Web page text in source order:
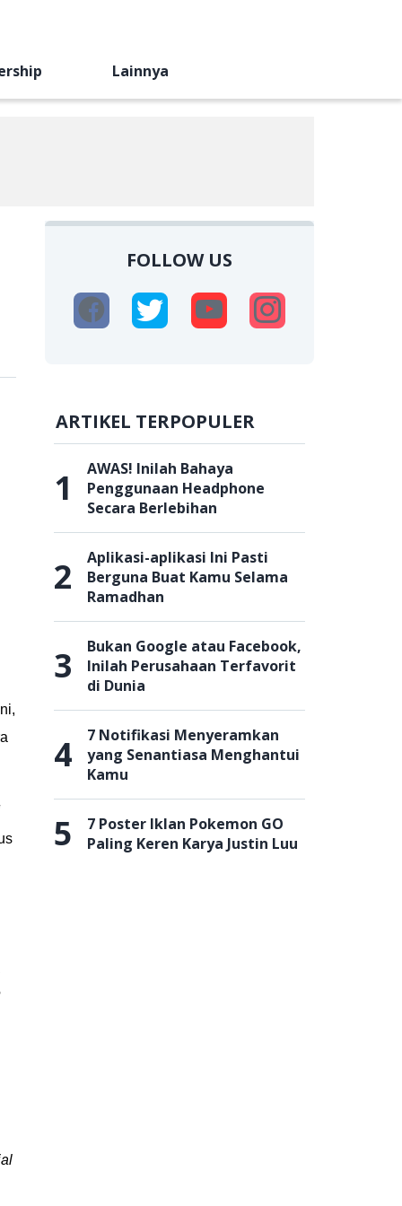
Lainnya
FOLLOW US
ARTIKEL TERPOPULER
1
AWAS! Inilah Bahaya
Penggunaan Headphone
Secara Berlebihan
2
Aplikasi-aplikasi Ini Pasti
Berguna Buat Kamu Selama
Ramadhan
3
Bukan Google atau Facebook,
Inilah Perusahaan Terfavorit
di Dunia
4
7 Notifikasi Menyeramkan
yang Senantiasa Menghantui
Kamu
5
7 Poster Iklan Pokemon GO
Paling Keren Karya Justin Luu